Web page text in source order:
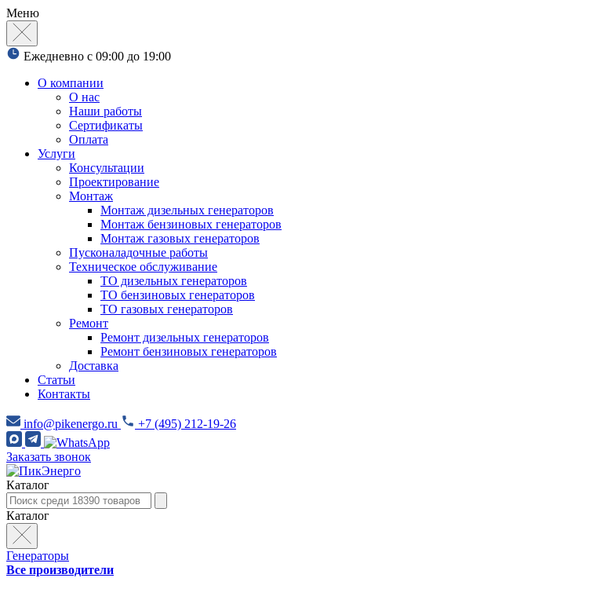
Меню
Ежедневно с 09:00 до 19:00
О компании
О нас
Наши работы
Сертификаты
Оплата
Услуги
Консультации
Проектирование
Монтаж
Монтаж дизельных генераторов
Монтаж бензиновых генераторов
Монтаж газовых генераторов
Пусконаладочные работы
Техническое обслуживание
ТО дизельных генераторов
ТО бензиновых генераторов
ТО газовых генераторов
Ремонт
Ремонт дизельных генераторов
Ремонт бензиновых генераторов
Доставка
Статьи
Контакты
info@pikenergo.ru +7 (495) 212-19-26
Заказать звонок
Каталог
Каталог
Генераторы
Все производители